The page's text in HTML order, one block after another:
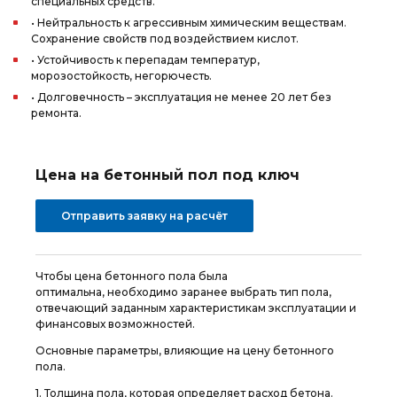
• Нейтральность к агрессивным химическим веществам.
Сохранение свойств под воздействием кислот.
• Устойчивость к перепадам температур,
морозостойкость, негорючесть.
• Долговечность – эксплуатация не менее 20 лет без
ремонта.
Цена на бетонный пол под ключ
Отправить заявку на расчёт
Чтобы цена бетонного пола была
оптимальна, необходимо заранее выбрать тип пола,
отвечающий заданным характеристикам эксплуатации и
финансовых возможностей.
Основные параметры, влияющие на цену бетонного
пола.
1. Толщина пола, которая определяет расход бетона.